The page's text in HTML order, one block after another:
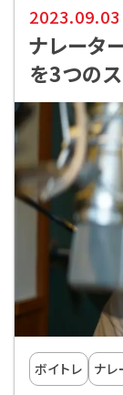
2023.09.03
ナレータ
を3つの
ボイトレ ナレ